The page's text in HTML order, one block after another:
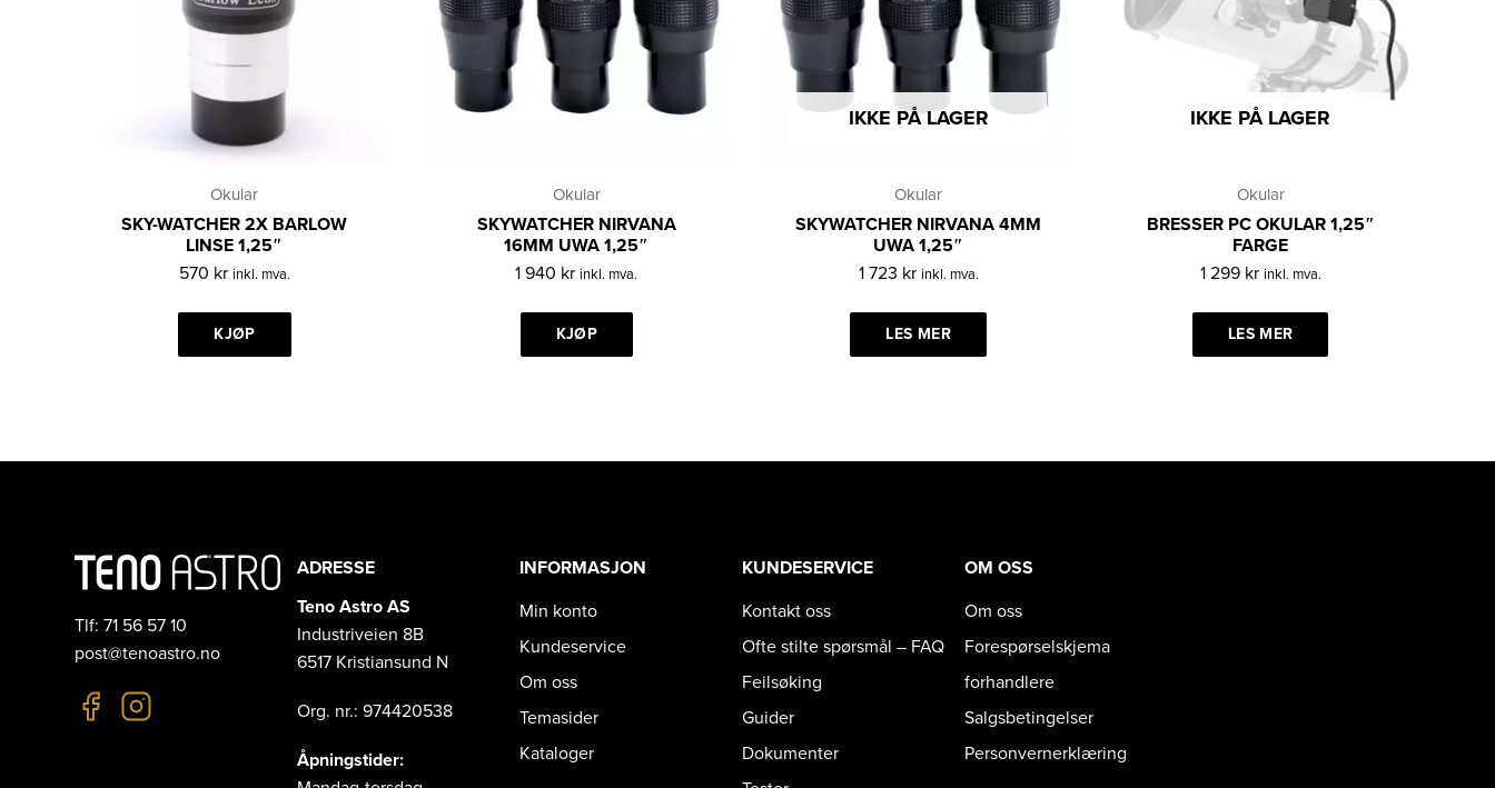
Okular
SKY-WATCHER 2X BARLOW
LINSE 1,25″
570 kr inkl. mva.
KJØP
Okular
SKYWATCHER NIRVANA
16MM UWA 1,25″
1 940 kr inkl. mva.
KJØP
IKKE PÅ LAGER
Okular
SKYWATCHER NIRVANA 4MM
UWA 1,25″
1 723 kr inkl. mva.
LES MER
IKKE PÅ LAGER
Okular
BRESSER PC OKULAR 1,25″
FARGE
1 299 kr inkl. mva.
LES MER
Tlf: 71 56 57 10
post@tenoastro.no
ADRESSE
Teno Astro AS
Industriveien 8B
6517 Kristiansund N
Org. nr.: 974420538
Åpningstider:
INFORMASJON
Min konto
Kundeservice
Om oss
Temasider
Kataloger
KUNDESERVICE
Kontakt oss
Ofte stilte spørsmål – FAQ
Feilsøking
Guider
Dokumenter
OM OSS
Om oss
Forespørselskjema
forhandlere
Salgsbetingelser
Personvernerklæring